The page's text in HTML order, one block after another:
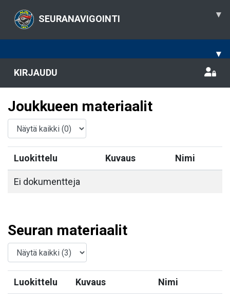
SEURANAVIGOINTI ▾
▾
KIRJAUDU
Joukkueen materiaalit
Luokittelu Kuvaus Nimi
Ei dokumentteja
Seuran materiaalit
Luokittelu Kuvaus Nimi